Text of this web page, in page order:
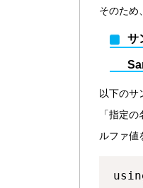
そのため
サ
以下のサ
「指定
ルファ値